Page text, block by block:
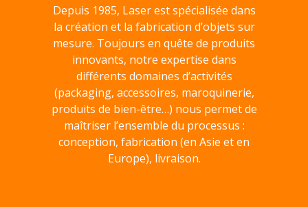
Depuis 1985, Laser est spécialisée dans
la création et la fabrication d’objets sur
mesure. Toujours en quête de produits
innovants, notre expertise dans
différents domaines d’activités
(packaging, accessoires, maroquinerie,
produits de bien-être…) nous permet de
maîtriser l’ensemble du processus :
conception, fabrication (en Asie et en
Europe), livraison.